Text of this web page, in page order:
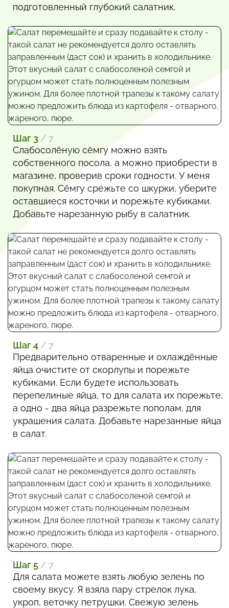
подготовленный глубокий салатник.
Шаг 3 / 7
Слабосолёную сёмгу можно взять
собственного посола, а можно приобрести в
магазине, проверив сроки годности. У меня
покупная. Сёмгу срежьте со шкурки, уберите
оставшиеся косточки и порежьте кубиками.
Добавьте нарезанную рыбу в салатник.
Шаг 4 / 7
Предварительно отваренные и охлаждённые
яйца очистите от скорлупы и порежьте
кубиками. Если будете использовать
перепелиные яйца, то для салата их порежьте,
а одно - два яйца разрежьте пополам, для
украшения салата. Добавьте нарезанные яйца
в салат.
Шаг 5 / 7
Для салата можете взять любую зелень по
своему вкусу. Я взяла пару стрелок лука,
укроп, веточку петрушки. Свежую зелень